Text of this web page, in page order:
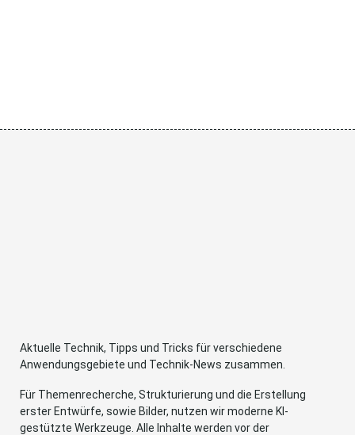
Aktuelle Technik, Tipps und Tricks für verschiedene
Anwendungsgebiete und Technik-News zusammen.
Für Themenrecherche, Strukturierung und die Erstellung
erster Entwürfe, sowie Bilder, nutzen wir moderne KI-
gestützte Werkzeuge. Alle Inhalte werden vor der